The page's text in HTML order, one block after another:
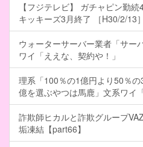
【フジテレビ】 ガチャピン勤
キッキーズ3月終了 ［H30/2/13］
ウォーターサーバー業者「サー
ワイ「ええな、契約や！」
理系「100％の1億円より50％
億を選ぶやつは馬鹿」文系ワイ
詐欺師ヒカルと詐欺グループ
垢凍結【part66】